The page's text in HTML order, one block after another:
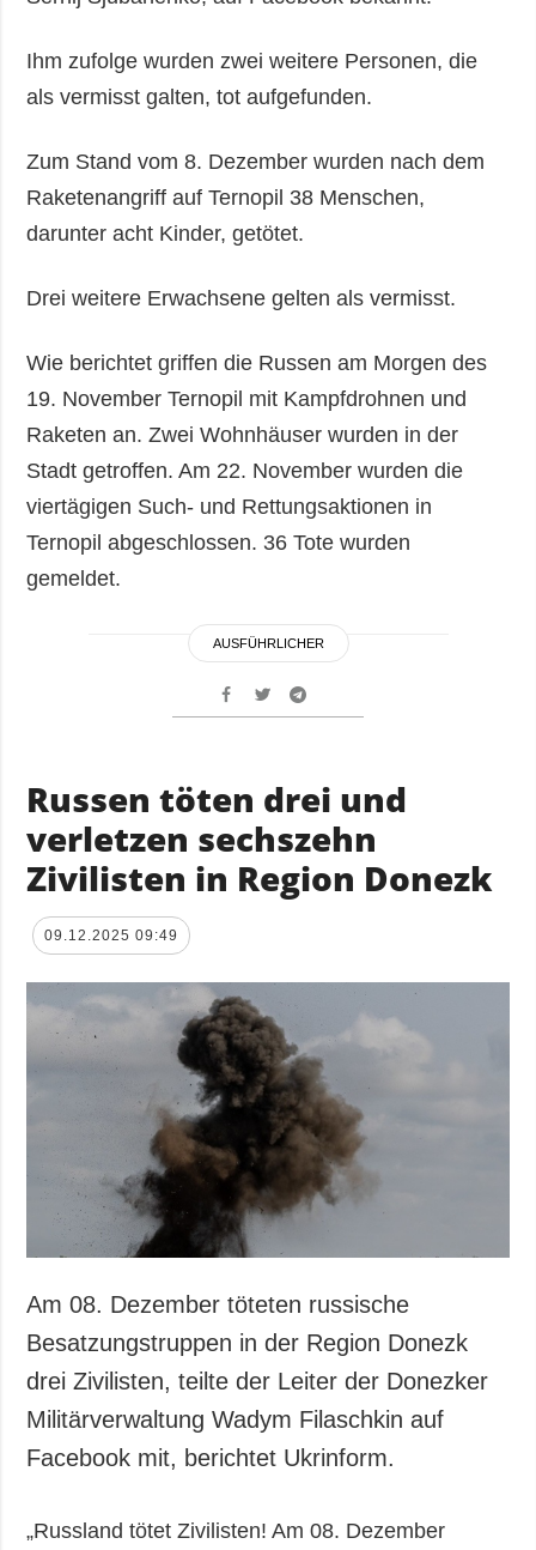
Ihm zufolge wurden zwei weitere Personen, die
als vermisst galten, tot aufgefunden.
Zum Stand vom 8. Dezember wurden nach dem
Raketenangriff auf Ternopil 38 Menschen,
darunter acht Kinder, getötet.
Drei weitere Erwachsene gelten als vermisst.
Wie berichtet griffen die Russen am Morgen des
19. November Ternopil mit Kampfdrohnen und
Raketen an. Zwei Wohnhäuser wurden in der
Stadt getroffen. Am 22. November wurden die
viertägigen Such- und Rettungsaktionen in
Ternopil abgeschlossen. 36 Tote wurden
gemeldet.
AUSFÜHRLICHER
Russen töten drei und
verletzen sechszehn
Zivilisten in Region Donezk
09.12.2025 09:49
Am 08. Dezember töteten russische
Besatzungstruppen in der Region Donezk
drei Zivilisten, teilte der Leiter der Donezker
Militärverwaltung Wadym Filaschkin auf
Facebook mit, berichtet Ukrinform.
„Russland tötet Zivilisten! Am 08. Dezember